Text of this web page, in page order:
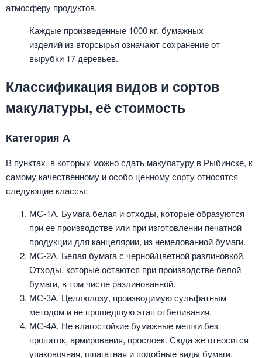
атмосферу продуктов.
Каждые произведенные 1000 кг. бумажных
изделий из вторсырья означают сохранение от
вырубки 17 деревьев.
Классификация видов и сортов
макулатуры, её стоимость
Категория А
В пунктах, в которых можно сдать макулатуру в Рыбинске, к
самому качественному и особо ценному сорту относятся
следующие классы:
МС-1А. Бумага белая и отходы, которые образуются
при ее производстве или при изготовлении печатной
продукции для канцелярии, из немелованной бумаги.
МС-2А. Белая бумага с черной/цветной разлиновкой.
Отходы, которые остаются при производстве белой
бумаги, в том числе разлинованной.
МС-3А. Целлюлозу, производимую сульфатным
методом и не прошедшую этап отбеливания.
МС-4А. Не влагостойкие бумажные мешки без
пропиток, армирования, прослоек. Сюда же относится
упаковочная, шпагатная и подобные виды бумаги.